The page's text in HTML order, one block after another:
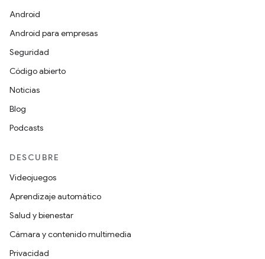
Android
Android para empresas
Seguridad
Código abierto
Noticias
Blog
Podcasts
DESCUBRE
Videojuegos
Aprendizaje automático
Salud y bienestar
Cámara y contenido multimedia
Privacidad